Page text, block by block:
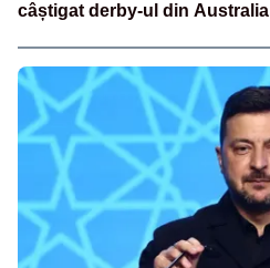
câștigat derby-ul din Australia